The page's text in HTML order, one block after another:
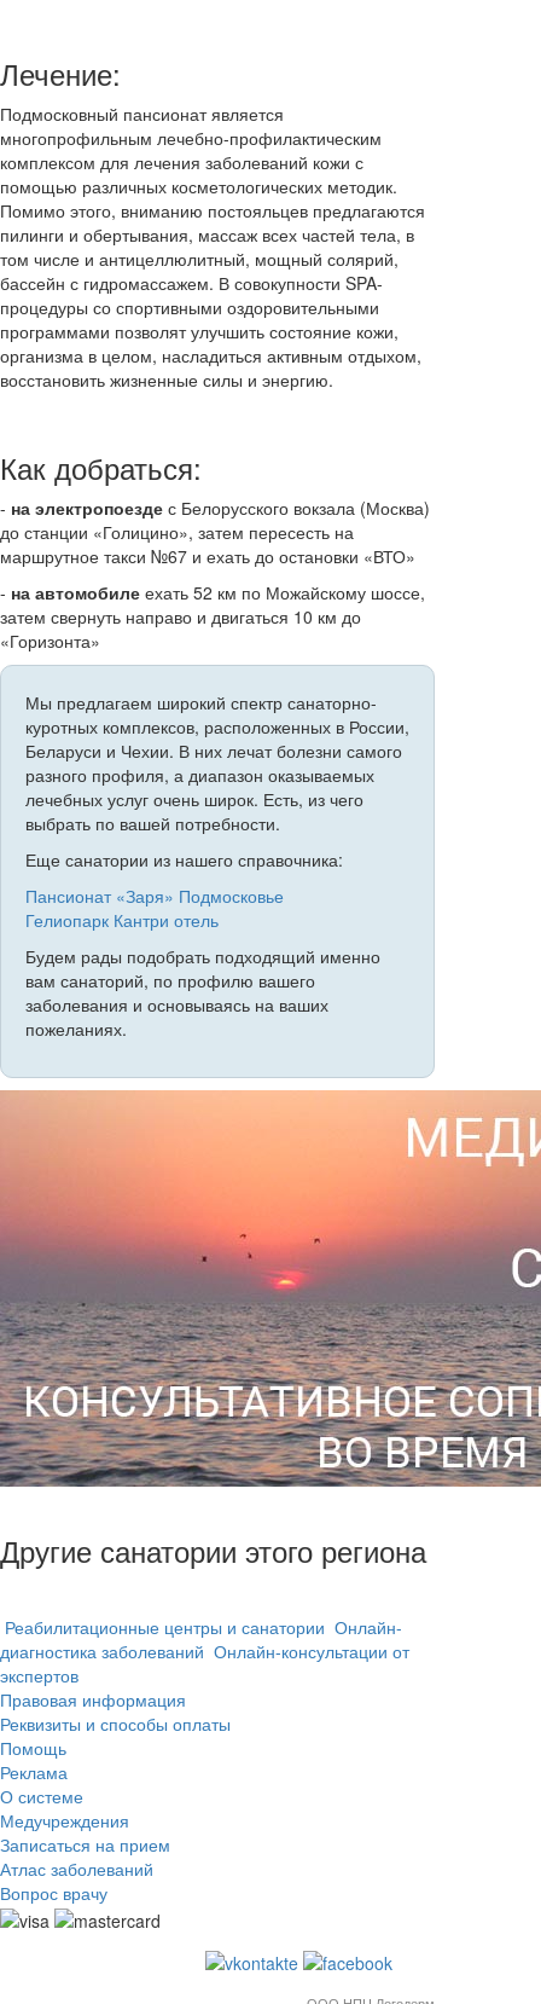
Лечение:
Подмосковный пансионат является
многопрофильным лечебно-профилактическим
комплексом для лечения заболеваний кожи с
помощью различных косметологических методик.
Помимо этого, вниманию постояльцев предлагаются
пилинги и обертывания, массаж всех частей тела, в
том числе и антицеллюлитный, мощный солярий,
бассейн с гидромассажем. В совокупности SPA-
процедуры со спортивными оздоровительными
программами позволят улучшить состояние кожи,
организма в целом, насладиться активным отдыхом,
восстановить жизненные силы и энергию.
Как добраться:
- на электропоезде с Белорусского вокзала (Москва)
до станции «Голицино», затем пересесть на
маршрутное такси №67 и ехать до остановки «ВТО»
- на автомобиле ехать 52 км по Можайскому шоссе,
затем свернуть направо и двигаться 10 км до
«Горизонта»
Мы предлагаем широкий спектр санаторно-
куротных комплексов, расположенных в России,
Беларуси и Чехии. В них лечат болезни самого
разного профиля, а диапазон оказываемых
лечебных услуг очень широк. Есть, из чего
выбрать по вашей потребности.
Еще санатории из нашего справочника:
Пансионат «Заря» Подмосковье
Гелиопарк Кантри отель
Будем рады подобрать подходящий именно
вам санаторий, по профилю вашего
заболевания и основываясь на ваших
пожеланиях.
Другие санатории этого региона
Реабилитационные центры и санатории Онлайн-
диагностика заболеваний Онлайн-консультации от
экспертов
Правовая информация
Реквизиты и способы оплаты
Помощь
Реклама
О системе
Медучреждения
Записаться на прием
Атлас заболеваний
Вопрос врачу